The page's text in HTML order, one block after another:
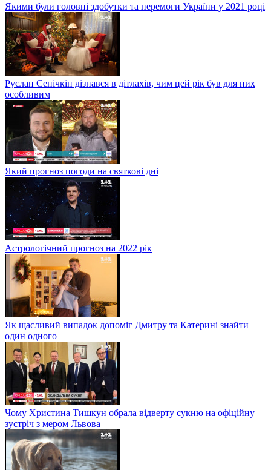
Якими були головні здобутки та перемоги України у 2021 році
Руслан Сенічкін дізнався в дітлахів, чим цей рік був для них
особливим
Який прогноз погоди на святкові дні
Астрологічний прогноз на 2022 рік
Як щасливий випадок допоміг Дмитру та Катерині знайти
один одного
Чому Христина Тишкун обрала відверту сукню на офіційну
зустріч з мером Львова